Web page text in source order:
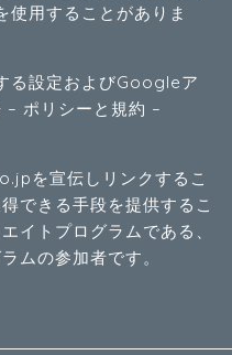
用することがありま
る設定およびGoogleア
– ポリシーと規約 –
を宣伝しリンクするこ
できる手段を提供するこ
イトプログラムである、
ムの参加者です。